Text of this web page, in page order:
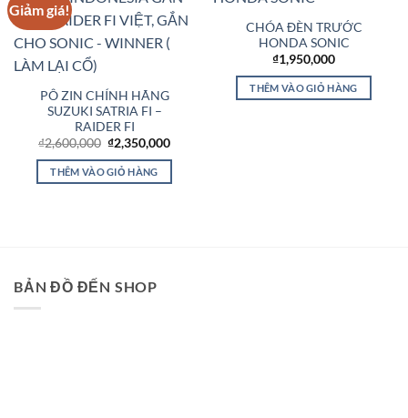
Giảm giá!
Add to
Wishlist
PÔ ZIN CHÍNH HÃNG
SUZUKI SATRIA FI –
RAIDER FI
₫2,600,000 Giá
gốc
là:
₫2,600,000.
₫2,350,000Giá
tại
THÊM VÀO GIỎ HÀNG
Wishlist
CHÓA ĐÈN TRƯỚC
HONDA SONIC
₫1,950,000
THÊM VÀO GIỎ HÀNG
BẢN ĐỒ ĐẾN SHOP